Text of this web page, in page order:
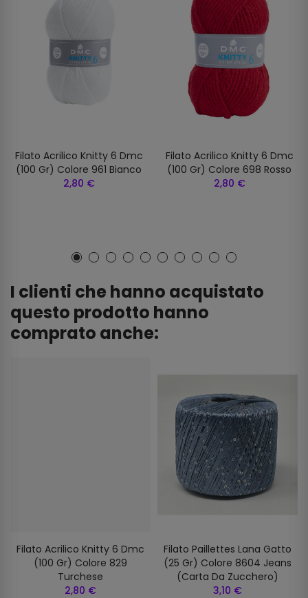
Filato Acrilico Knitty 6 Dmc
(100 Gr) Colore 961 Bianco
2,80 €
Filato Acrilico Knitty 6 Dmc
(100 Gr) Colore 698 Rosso
2,80 €
I clienti che hanno acquistato
questo prodotto hanno
comprato anche:
Filato Acrilico Knitty 6 Dmc
(100 Gr) Colore 829
Turchese
2,80 €
Filato Paillettes Lana Gatto
(25 Gr) Colore 8604 Jeans
(carta Da Zucchero)
3,10 €